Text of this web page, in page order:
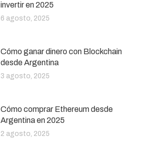
invertir en 2025
6 agosto, 2025
Cómo ganar dinero con Blockchain
desde Argentina
3 agosto, 2025
Cómo comprar Ethereum desde
Argentina en 2025
2 agosto, 2025